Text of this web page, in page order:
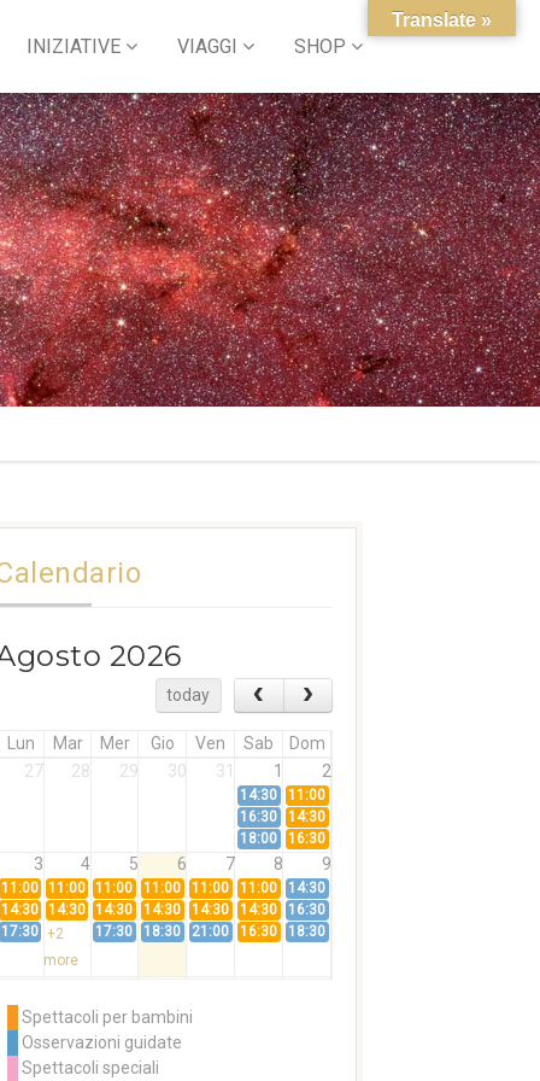
INIZIATIVE VIAGGI SHOP
2026
today
Lun Mar Mer Gio Ven Sab
Dom
27
28 29 30 31 1 2
14:30
11:00
16:30
14:30
18:00
16:30
3 4 5 6 7 8 9
11:00 11:00 11:00 11:00 11:00 11:00
14:30
14:30 14:30 14:30 14:30 14:30 14:30
16:30
17:30 +2
more
17:30 18:30 21:00 16:30 18:30
11:00
14:30
+3
Spettacoli per bambini
Osservazioni guidate
Spettacoli speciali
Translate »